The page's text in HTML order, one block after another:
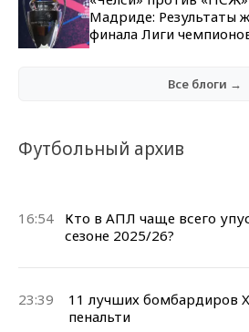
Мадриде: Результаты
финала Лиги
Все блоги →
Футбольный архив
16:54
Кто в АПЛ чаще всего
сезоне 2025/26?
23:39
11 лучших бомбардиров
пенальти